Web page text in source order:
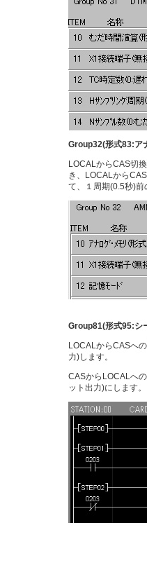
Group32(形式83:ア
LOCALからCAS切
き、LOCALから
て、１周期(0.5秒)前
Group81(形式95:シ
LOCALからCASへ
力)します。
CASからLOCALへ
ット出力)にします。